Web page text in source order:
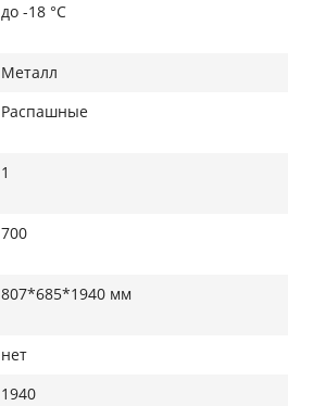
до -18 °С
Металл
Распашные
1
700
807*685*1940 мм
нет
1940